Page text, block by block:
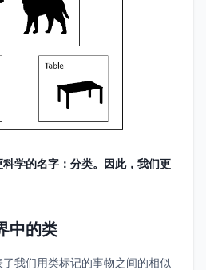
学的名字：分类。因此，我们更
中的类
我们用类标记的事物之间的相似